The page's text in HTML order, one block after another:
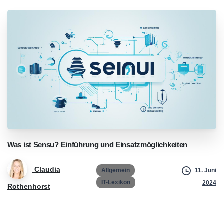
Was ist Sensu? Einführung und Einsatzmöglichkeiten
Claudia
Rothenhorst
Allgemein
IT-Lexikon
11. Juni
2024